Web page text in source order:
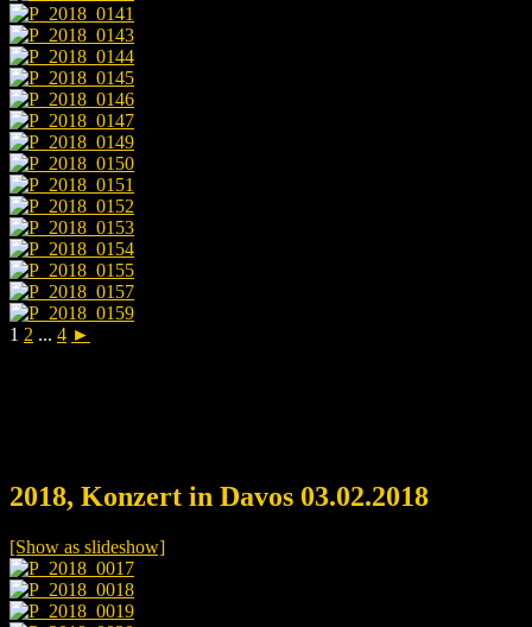
1 2 ... 4 ►
2018, Konzert in Davos 03.02.2018
[Show as slideshow]